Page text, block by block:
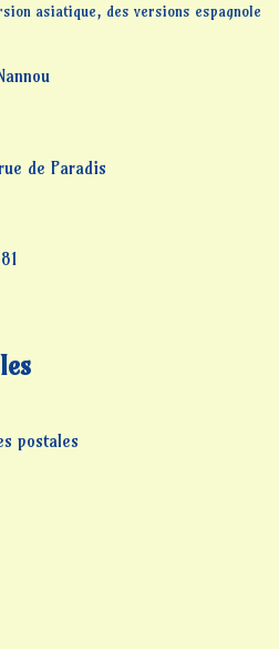
asiatique, des versions espagnole
de Paradis
postales